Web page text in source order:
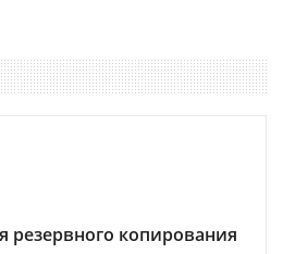
резервного копирования